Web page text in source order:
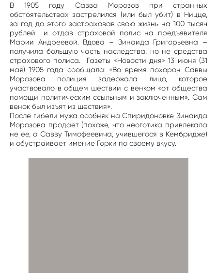
В 1905 году Савва Морозов при странных
обстоятельствах застрелился (или был убит) в Ницце,
за год до этого застраховав свою жизнь на 100 тысяч
рублей и отдав страховой полис на предъявителя
Марии Андреевой. Вдова – Зинаида Григорьевна –
получила большую часть наследства, но не средства
страхового полиса. Газеты «Новости дня» 13 июня (31
мая) 1905 года сообщала: «Во время похорон Саввы
Морозова полиция задержала лицо, которое
участвовало в общем шествии с венком «от общества
помощи политическим ссыльным и заключенным». Сам
венок был изъят из шествия».
После гибели мужа особняк на Спиридоновке Зинаида
Морозова продает (похоже, что неоготика привлекала
не ее, а Савву Тимофеевича, учившегося в Кембридже)
и обустраивает имение Горки по своему вкусу.